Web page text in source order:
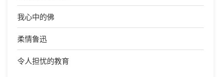
我心中的佛
柔情鲁迅
令人担忧的教育